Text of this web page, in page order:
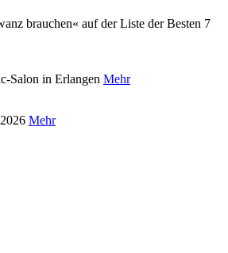
brauchen« auf der Liste der Besten 7
Salon in Erlangen Mehr
Mehr